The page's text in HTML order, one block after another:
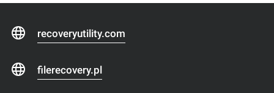
recoveryutility.com
filerecovery.pl